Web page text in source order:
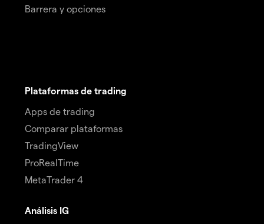
Barrera y opciones
Plataformas de trading
Apps de trading
Comparar plataformas
TradingView
ProRealTime
MetaTrader 4
Análisis IG